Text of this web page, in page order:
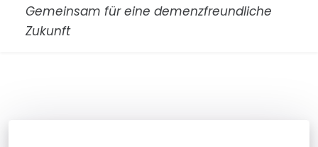
Gemeinsam für eine demenzfreundliche
Zukunft